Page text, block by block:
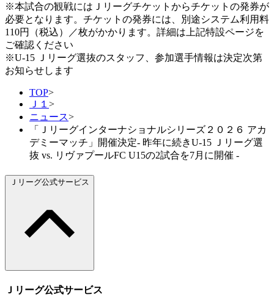
※本試合の観戦にはＪリーグチケットからチケットの発券が
必要となります。チケットの発券には、別途システム利用料
110円（税込）／枚がかかります。詳細は上記特設ページを
ご確認ください
※U-15 Ｊリーグ選抜のスタッフ、参加選手情報は決定次第
お知らせします
TOP>
Ｊ１ >
ニュース>
「Ｊリーグインターナショナルシリーズ２０２６ アカ
デミーマッチ」開催決定- 昨年に続きU-15 Ｊリーグ選
抜 vs. リヴァプールFC U15の2試合を7月に開催 -
Ｊリーグ公式サービス
Ｊリーグ公式サービス